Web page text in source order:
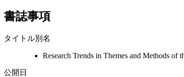
書誌事項
タイトル別名
Research Trends in Themes and Methods of
公開日